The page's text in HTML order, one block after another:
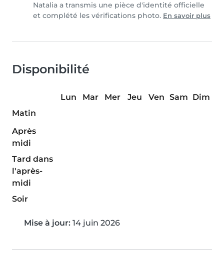
Natalia a transmis une pièce d'identité officielle
et complété les vérifications photo. En savoir plus
Disponibilité
Lun Mar Mer Jeu Ven Sam Dim
Matin
Après
midi
Tard dans
l'après-
midi
Soir
Mise à jour: 14 juin 2026